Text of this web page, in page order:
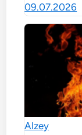
09.07.2026
Alzey